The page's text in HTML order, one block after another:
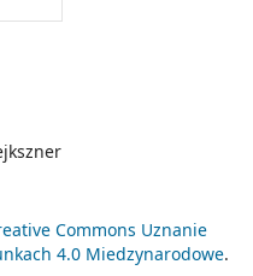
Commons Uznanie
4.0 Miedzynarodowe.